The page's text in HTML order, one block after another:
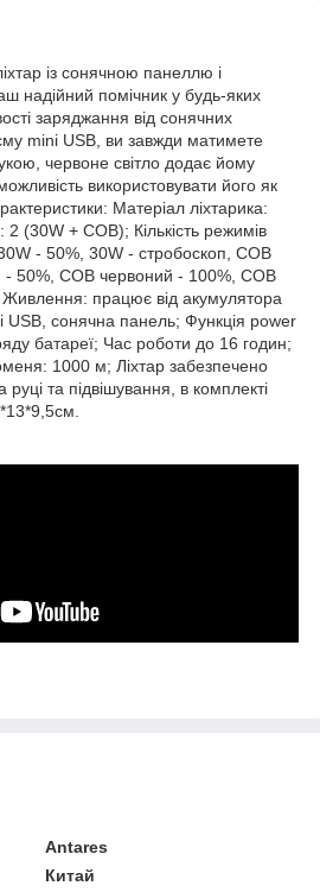
із сонячною панеллю і
надійний помічник у будь-яких
заряджання від сонячних
mini USB, ви завжди матимете
червоне світло додає йому
використовувати його як
Матеріал ліхтарика:
(30W + COB); Кількість режимів
- 50%, 30W - стробоскоп, COB
- 50%, COB червоний - 100%, COB
працює від акумулятора
сонячна панель; Функція power
батареї; Час роботи до 16 годин;
1000 м; Ліхтар забезпечено
руці та підвішування, в комплекті
Antares
Китай